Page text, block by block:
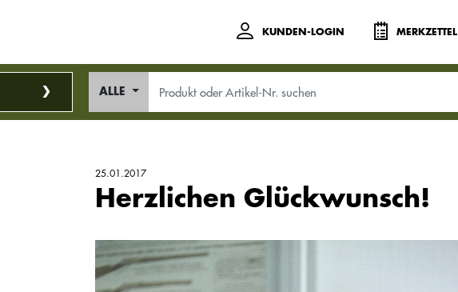
KUNDEN-LOGIN MERKZETTEL
ALLE
25.01.2017
Herzlichen Glückwunsch!